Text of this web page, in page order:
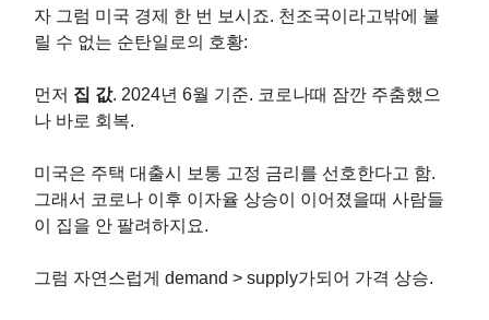
자 그럼 미국 경제 한 번 보시죠. 천조국이라고밖에 불
릴 수 없는 순탄일로의 호황:
먼저 집 값. 2024년 6월 기준. 코로나때 잠깐 주춤했으
나 바로 회복.
미국은 주택 대출시 보통 고정 금리를 선호한다고 함.
그래서 코로나 이후 이자율 상승이 이어졌을때 사람들
이 집을 안 팔려하지요.
그럼 자연스럽게 demand > supply가되어 가격 상승.